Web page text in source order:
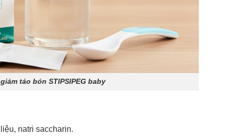
táo bón STIPSIPEG baby
natri saccharin.